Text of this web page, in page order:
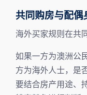
共同购房与配偶
海外买家规则在共
如果一方为澳洲公
方为海外人士，是
要结合房产用途、